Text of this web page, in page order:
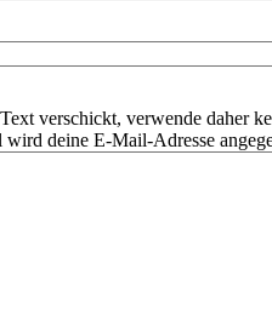
verschickt, verwende daher
deine E-Mail-Adresse